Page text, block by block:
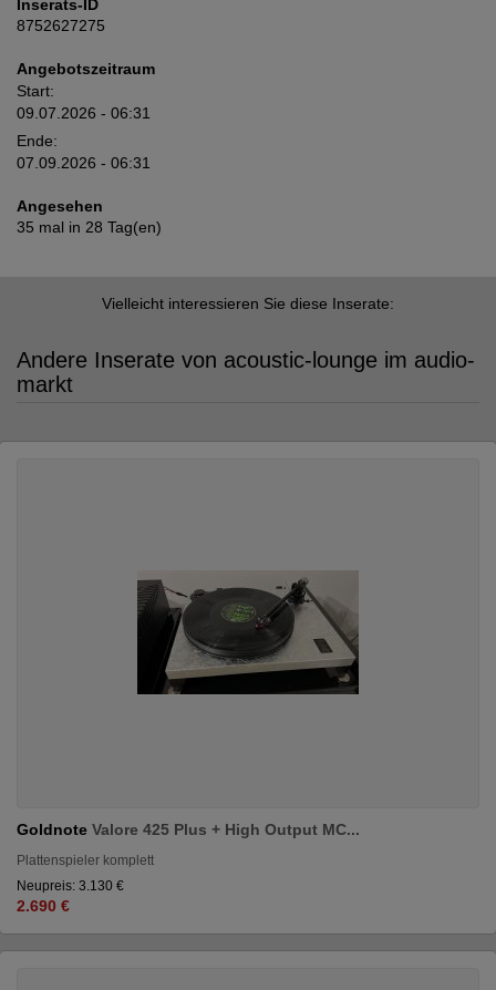
Inserats-ID
8752627275
Angebotszeitraum
Start:
09.07.2026 - 06:31
Ende:
07.09.2026 - 06:31
Angesehen
35 mal in 28 Tag(en)
Vielleicht interessieren Sie diese Inserate:
Andere Inserate von acoustic-lounge im audio-
markt
Goldnote Valore 425 Plus + High Output MC...
Plattenspieler komplett
Neupreis: 3.130 €
2.690 €